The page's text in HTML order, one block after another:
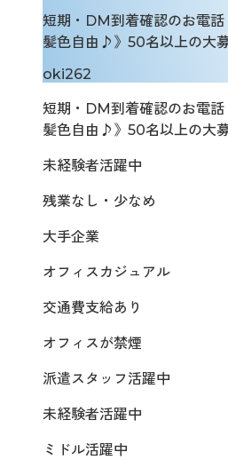
短期・DM到着確認のお電話
髪色自由♪》50名以上の大
oki262
短期・DM到着確認のお電話
髪色自由♪》50名以上の大
未経験者活躍中
残業なし・少なめ
大手企業
オフィスカジュアル
交通費支給あり
オフィスが禁煙
派遣スタッフ活躍中
未経験者活躍中
ミドル活躍中